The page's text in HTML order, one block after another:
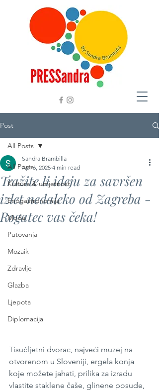
Post
All Posts
Kultura & umjetnost
Enogastronomija
Moda
Putovanja
Mozaik
Zdravlje
Glazba
Ljepota
Diplomacija
All Posts
Tražite li ideju za savršen
izlet nedaleko od Zagreba -
Rogatec vas čeka!
Sandra Brambilla
Apr 6, 2025 4 min read
Tisućljetni dvorac, najveći muzej na
otvorenom u Sloveniji, ergela konja
koje možete jahati, prilika za izradu
vlastite staklene čaše, glinene posude,